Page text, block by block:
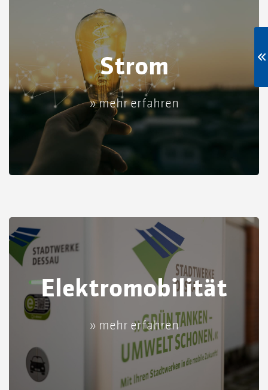
Strom
» mehr erfahren
Elektromobilität
» mehr erfahren